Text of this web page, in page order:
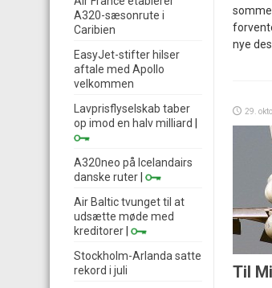
nye
29.
Til
A320-sæsonrute i
Caribien
EasyJet-stifter hilser
aftale med Apollo
velkommen
Lavprisflyselskab taber
op imod en halv milliard
A320neo på Icelandairs
danske ruter
Air Baltic tvunget til at
udsætte møde med
kreditorer
Stockholm-Arlanda satte
rekord i juli